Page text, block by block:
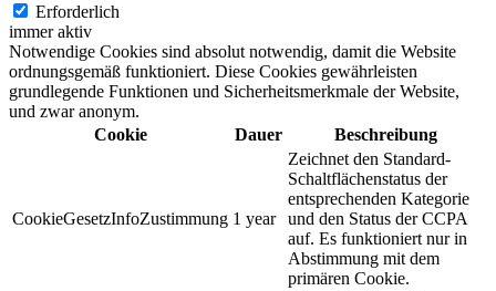
Erforderlich
immer aktiv
Notwendige Cookies sind absolut notwendig, damit die Website
ordnungsgemäß funktioniert. Diese Cookies gewährleisten
grundlegende Funktionen und Sicherheitsmerkmale der Website,
und zwar anonym.
Cookie
Dauer Beschreibung
CookieGesetzInfoZustimmung 1 year
Zeichnet den Standard-
Schaltflächenstatus der
entsprechenden Kategorie
und den Status der CCPA
auf. Es funktioniert nur in
Abstimmung mit dem
primären Cookie.